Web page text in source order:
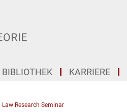
BIBLIOTHEK KARRIERE
Research Seminar